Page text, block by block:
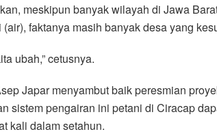
meskipun banyak wilayah di Jawa
faktanya masih banyak desa yang
ubah,” cetusnya.
Japar menyambut baik peresmian
sistem pengairan ini petani di Ciracap
kali dalam setahun.